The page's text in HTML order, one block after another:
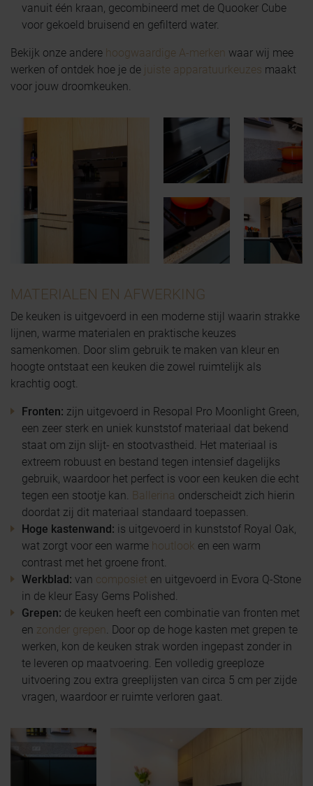
vanuit één kraan, gecombineerd met de Quooker Cube
voor gekoeld bruisend en gefilterd water.
Bekijk onze andere hoogwaardige A-merken waar wij mee
werken of ontdek hoe je de juiste apparatuurkeuzes maakt
voor jouw droomkeuken.
MATERIALEN EN AFWERKING
De keuken is uitgevoerd in een moderne stijl waarin strakke
lijnen, warme materialen en praktische keuzes
samenkomen. Door slim gebruik te maken van kleur en
hoogte ontstaat een keuken die zowel ruimtelijk als
krachtig oogt.
Fronten: zijn uitgevoerd in Resopal Pro Moonlight Green,
een zeer sterk en uniek kunststof materiaal dat bekend
staat om zijn slijt- en stootvastheid. Het materiaal is
extreem robuust en bestand tegen intensief dagelijks
gebruik, waardoor het perfect is voor een keuken die echt
tegen een stootje kan. Ballerina onderscheidt zich hierin
doordat zij dit materiaal standaard toepassen.
Hoge kastenwand: is uitgevoerd in kunststof Royal Oak,
wat zorgt voor een warme houtlook en een warm
contrast met het groene front.
Werkblad: van composiet en uitgevoerd in Evora Q-Stone
in de kleur Easy Gems Polished.
Grepen: de keuken heeft een combinatie van fronten met
en zonder grepen . Door op de hoge kasten met grepen te
werken, kon de keuken strak worden ingepast zonder in
te leveren op maatvoering. Een volledig greeploze
uitvoering zou extra greeplijsten van circa 5 cm per zijde
vragen, waardoor er ruimte verloren gaat.
BEZOEK ONZE SHOWROOM